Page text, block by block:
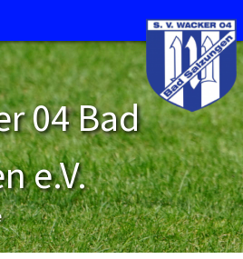
04 Bad
e.V.